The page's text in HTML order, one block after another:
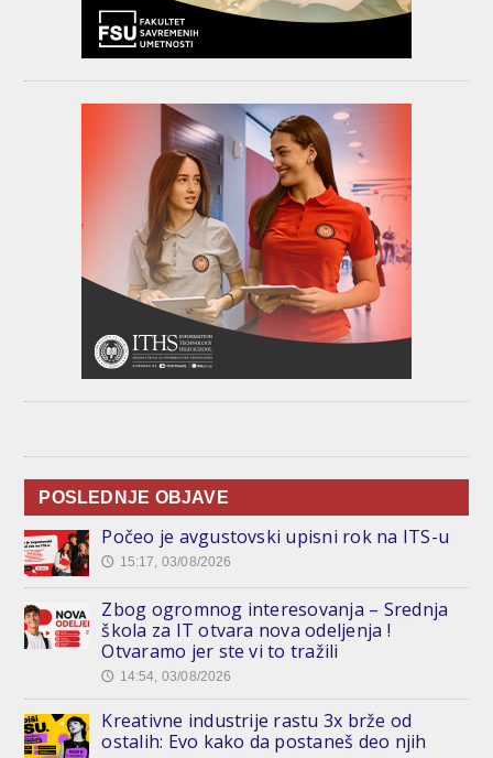
POSLEDNJE OBJAVE
Počeo je avgustovski upisni rok na ITS-u
🕔 15:17, 03/08/2026
Zbog ogromnog interesovanja – Srednja
škola za IT otvara nova odeljenja !
Otvaramo jer ste vi to tražili
🕔 14:54, 03/08/2026
Kreativne industrije rastu 3x brže od
ostalih: Evo kako da postaneš deo njih